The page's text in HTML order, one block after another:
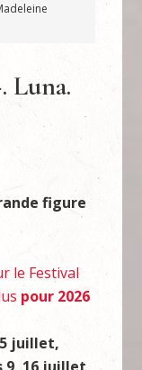
Luna.
figure
le Festival
pour 2026
juillet,